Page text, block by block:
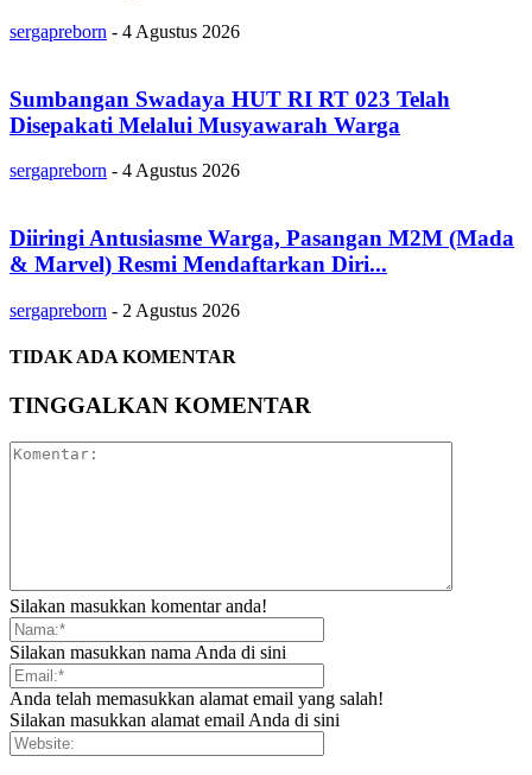
sergapreborn - 4 Agustus 2026
Sumbangan Swadaya HUT RI RT 023 Telah
Disepakati Melalui Musyawarah Warga
sergapreborn - 4 Agustus 2026
Diiringi Antusiasme Warga, Pasangan M2M (Mada
& Marvel) Resmi Mendaftarkan Diri...
sergapreborn - 2 Agustus 2026
TIDAK ADA KOMENTAR
TINGGALKAN KOMENTAR
Silakan masukkan komentar anda!
Silakan masukkan nama Anda di sini
Anda telah memasukkan alamat email yang salah!
Silakan masukkan alamat email Anda di sini